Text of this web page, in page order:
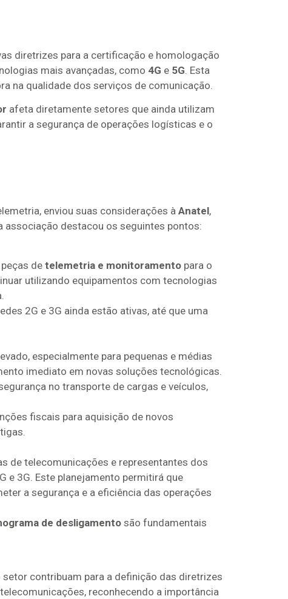
diretrizes para a certificação e homologação
mais avançadas, como 4G e 5G . Esta
na qualidade dos serviços de comunicação.
afeta diretamente setores que ainda utilizam
a segurança de operações logísticas e o
enviou suas considerações à Anatel,
associação destacou os seguintes pontos:
de telemetria e monitoramento para o
utilizando equipamentos com tecnologias
2G e 3G ainda estão ativas, até que uma
especialmente para pequenas e médias
imediato em novas soluções tecnológicas.
no transporte de cargas e veículos,
fiscais para aquisição de novos
de telecomunicações e representantes dos
e 3G. Este planejamento permitirá que
a segurança e a eficiência das operações
de desligamentosão fundamentais
contribuam para a definição das diretrizes
reconhecendo a importância